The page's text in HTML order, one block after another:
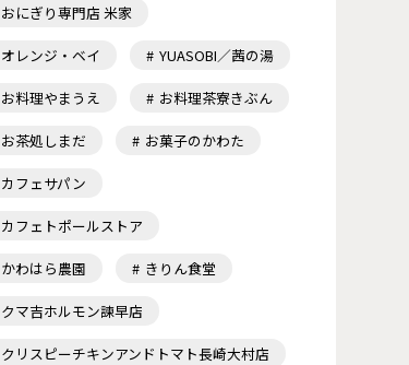
おにぎり専門店 米家
オレンジ・ベイ YUASOBI／茜の湯
お料理やまうえ お料理茶寮きぶん
お茶処しまだ お菓子のかわた
カフェサパン
カフェトポールストア
かわはら農園 きりん食堂
クマ吉ホルモン諫早店
クリスピーチキンアンドトマト長崎大村店